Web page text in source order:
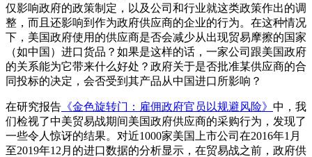
仅影响政府的政策制定，以及公司和行业就这类政策作出的调
整，而且还影响到作为政府供应商的企业的行为。在这种情况
下，美国政府使用的供应商是否会减少从出现贸易摩擦的国家
（如中国）进口货品？如果是这样的话，一家公司跟美国政府
的关系能为它带来什么好处？政府关于是否批准某供应商的合
同投标的决定，会否受到其产品从中国进口所影响？
在研究报告 《金色旋转门：雇佣政府官员以规避风险》 中，我
们检视了中美贸易战期间美国政府供应商的采购行为，发现了
一些令人惊讶的结果。对近1000家美国上市公司在2016年1月
至2019年12月的进口数据的分析显示，在贸易战之前，政府供